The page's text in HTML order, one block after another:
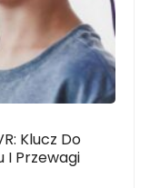
Klucz Do
I Przewagi